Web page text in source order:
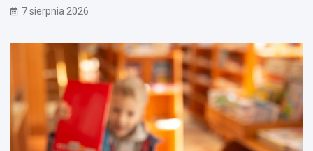
7 sierpnia 2026